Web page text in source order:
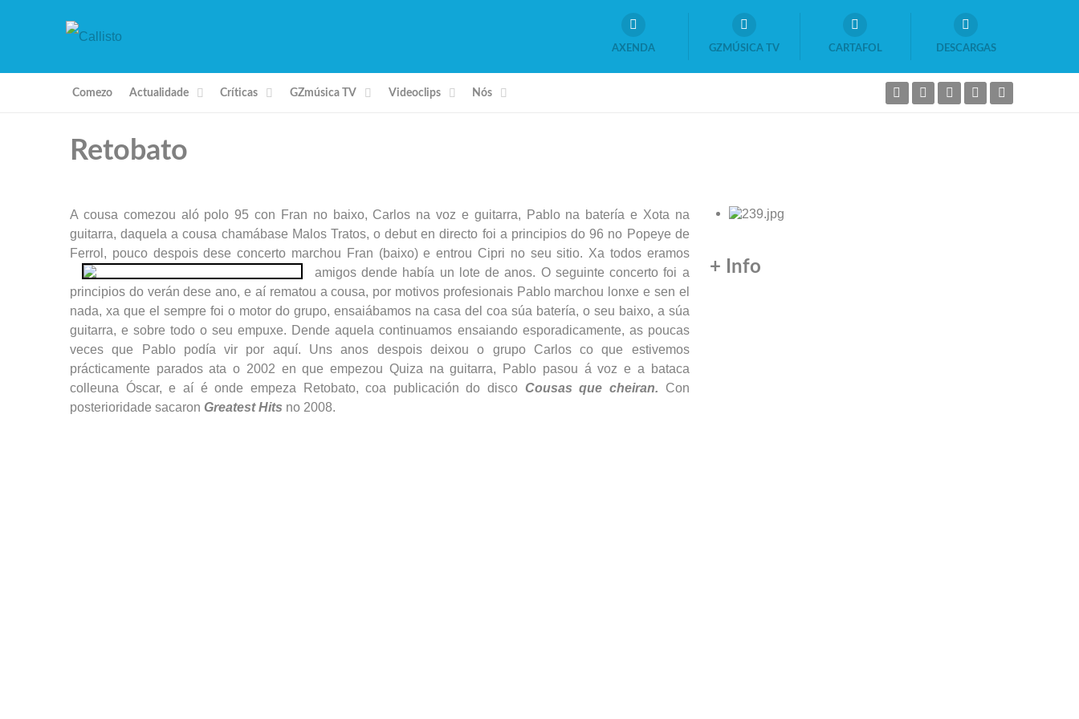
AXENDA GZMÚSICA TV CARTAFOL DESCARGAS
Comezo Actualidade Críticas GZmúsica TV Videoclips Nós
Retobato
A cousa comezou aló polo 95 con Fran no baixo, Carlos na voz e guitarra, Pablo na batería e Xota na
guitarra, daquela a cousa chamábase Malos Tratos, o debut en directo foi a principios do 96 no Popeye de
Ferrol, pouco despois dese concerto marchou Fran (baixo) e entrou Cipri no seu sitio. Xa todos eramos
amigos dende había un lote de anos. O seguinte concerto foi a
principios do verán dese ano, e aí rematou a cousa, por motivos profesionais Pablo marchou lonxe e sen el
nada, xa que el sempre foi o motor do grupo, ensaiábamos na casa del coa súa batería, o seu baixo, a súa
guitarra, e sobre todo o seu empuxe. Dende aquela continuamos ensaiando esporadicamente, as poucas
veces que Pablo podía vir por aquí. Uns anos despois deixou o grupo Carlos co que estivemos
prácticamente parados ata o 2002 en que empezou Quiza na guitarra, Pablo pasou á voz e a bataca
colleuna Óscar, e aí é onde empeza Retobato, coa publicación do disco Cousas que cheiran. Con
posterioridade sacaron Greatest Hits no 2008.
+ Info